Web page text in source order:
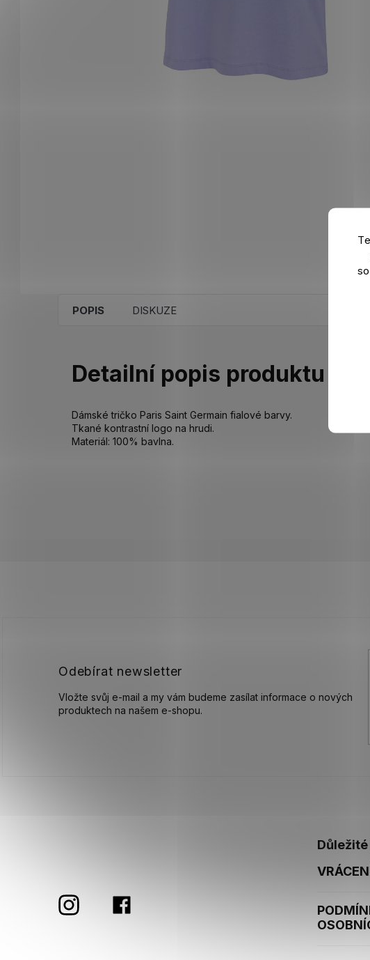
POPIS DISKUZE
Detailní popis produktu
Dámské tričko Paris Saint Germain fialové barvy.
Tkané kontrastní logo na hrudi.
Materiál: 100% bavlna.
Odebírat newsletter
Vložte svůj e-mail a my vám budeme zasílat informace o nových
produktech na našem e-shopu.